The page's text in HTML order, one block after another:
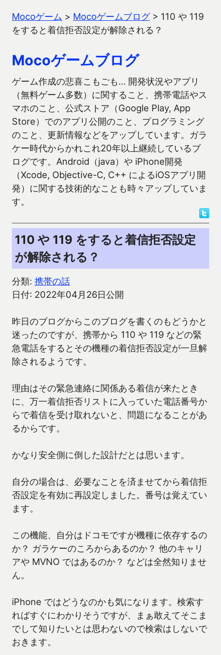
Mocoゲーム > Mocoゲームブログ> 110 や 119
をすると着信拒否設定が解除される？
Mocoゲームブログ
ゲーム作成の悲喜こもごも… 開発状況やアプリ
（無料ゲーム多数）に関すること、携帯電話やス
マホのこと、公式ストア（Google Play, App
Store）でのアプリ公開のこと、プログラミング
のこと、更新情報などをアップしています。ガラ
ケー時代からかれこれ20年以上継続しているブ
ログです。Android（java）や iPhone開発
（Xcode, Objective-C, C++ によるiOSアプリ開
発）に関する技術的なことも時々アップしていま
す。
110 や 119 をすると着信拒否設定
が解除される？
分類: 携帯の話
日付: 2022年04月26日公開
昨日のブログからこのブログを書くのもどうかと
迷ったのですが、携帯から 110 や 119 などの緊
急電話をするとその機種の着信拒否設定が一旦解
除されるようです。
理由はその緊急連絡に関係ある着信が来たとき
に、万一着信拒否リストに入っていた電話番号か
らで着信を受け取れないと、問題になることがあ
るからです。
かなり安全側に倒した設計だとは思います。
自分の場合は、必要なことを済ませてから着信拒
否設定を有効に再設定しました。番号は覚えてい
ます。
この機能、自分はドコモですが機種に依存するの
か？ ガラケーのころからあるのか？ 他のキャリ
アや MVNO ではあるのか？ などは全然知りませ
ん。
iPhone ではどうなのかも気になります。検索す
ればすぐにわかりそうですが、まぁ敢えてそこま
でして知りたいとは思わないので検索はしないで
おきます。